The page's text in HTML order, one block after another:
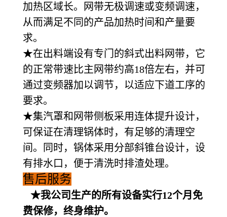
加热区域长。网带无极调速或变频调速，
从而满足不同的产品加热时间和产量要
求。
★在出料端设有专门的斜式出料网带，它
的正常带速比主网带约高18倍左右，并可
通过变频器加以调节，以适应下道工序的
要求。
★集汽罩和网带侧板采用连体提升设计，
可保证在清理锅体时，有足够的清理空
间。同时，锅体采用分部斜锥台设计，设
有排水口，便于清洗时排渣处理。
售后服务
★我公司生产的所有设备实行12个月免
费保修，终身维护。